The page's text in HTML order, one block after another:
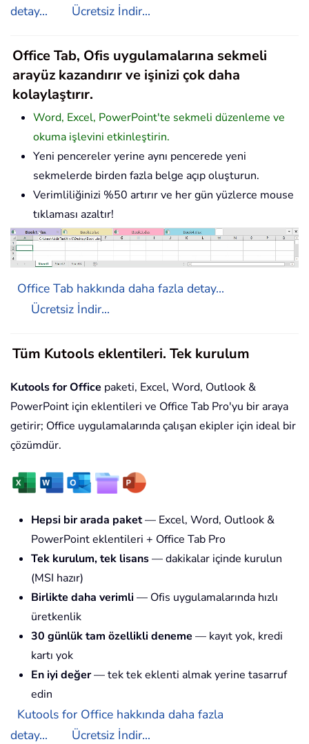
detay...
Ücretsiz İndir...
Office Tab, Ofis uygulamalarına sekmeli
arayüz kazandırır ve işinizi çok daha
kolaylaştırır.
Word, Excel, PowerPoint'te sekmeli düzenleme ve
okuma işlevini etkinleştirin.
Yeni pencereler yerine aynı pencerede yeni
sekmelerde birden fazla belge açıp oluşturun.
Verimliliğinizi %50 artırır ve her gün yüzlerce mouse
tıklaması azaltır!
Office Tab hakkında daha fazla detay...
Ücretsiz İndir...
Tüm Kutools eklentileri. Tek kurulum
Kutools for Office paketi, Excel, Word, Outlook &
PowerPoint için eklentileri ve Office Tab Pro'yu bir araya
getirir; Office uygulamalarında çalışan ekipler için ideal bir
çözümdür.
Hepsi bir arada paket— Excel, Word, Outlook &
PowerPoint eklentileri + Office Tab Pro
Tek kurulum, tek lisans— dakikalar içinde kurulun
(MSI hazır)
Birlikte daha verimli — Ofis uygulamalarında hızlı
üretkenlik
30 günlük tam özellikli deneme — kayıt yok, kredi
kartı yok
En iyi değer— tek tek eklenti almak yerine tasarruf
edin
Kutools for Office hakkında daha fazla
detay...
Ücretsiz İndir...